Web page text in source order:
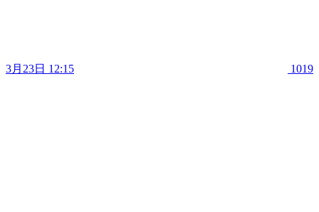
3月23日 12:15 1019